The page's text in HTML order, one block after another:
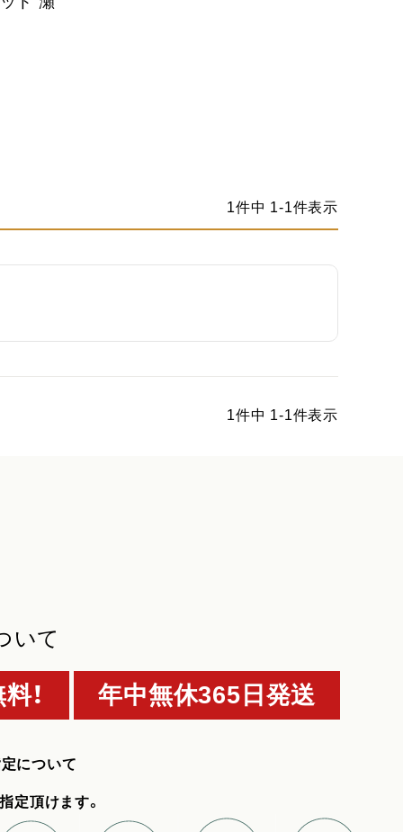
1件中 1-1件表示
1件中 1-1件表示
いて
！ 年中無休365日発送
について
定頂けます。